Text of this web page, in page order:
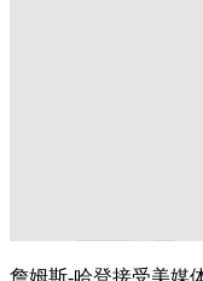
詹姆斯-哈登接受美媒